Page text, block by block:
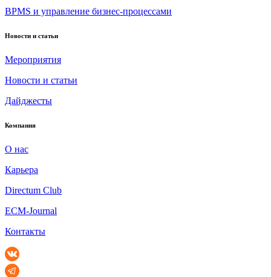
BPMS и управление бизнес-процессами
Новости и статьи
Мероприятия
Новости и статьи
Дайджесты
Компания
О нас
Карьера
Directum Club
ECM-Journal
Контакты